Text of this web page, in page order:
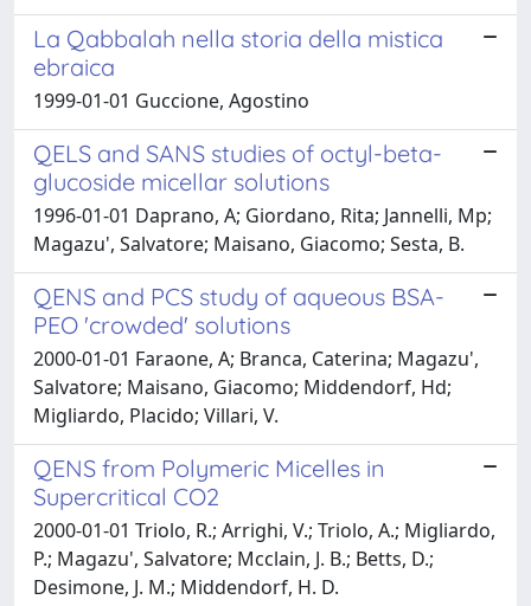
La Qabbalah nella storia della mistica
ebraica
1999-01-01 Guccione, Agostino
QELS and SANS studies of octyl-beta-
glucoside micellar solutions
1996-01-01 Daprano, A; Giordano, Rita; Jannelli, Mp;
Magazu', Salvatore; Maisano, Giacomo; Sesta, B.
QENS and PCS study of aqueous BSA-
PEO 'crowded' solutions
2000-01-01 Faraone, A; Branca, Caterina; Magazu',
Salvatore; Maisano, Giacomo; Middendorf, Hd;
Migliardo, Placido; Villari, V.
QENS from Polymeric Micelles in
Supercritical CO2
2000-01-01 Triolo, R.; Arrighi, V.; Triolo, A.; Migliardo,
P.; Magazu', Salvatore; Mcclain, J. B.; Betts, D.;
Desimone, J. M.; Middendorf, H. D.